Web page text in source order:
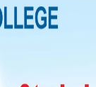
दिन